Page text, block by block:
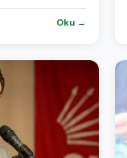
Oku →